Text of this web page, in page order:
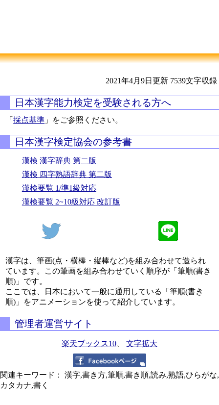
2021年4月9日更新 7539文字収録
日本漢字能力検定を受験される方へ
「採点基準 」をご参照ください。
日本漢字検定協会の参考書
漢検 漢字辞典 第二版
漢検 四字熟語辞典 第二版
漢検要覧 1/準1級対応
漢検要覧 2~10級対応 改訂版
漢字は、筆画(点・横棒・縦棒など)を組み合わせて造られ
ています。この筆画を組み合わせていく順序が「筆順(書き
順)」です。
ここでは、日本において一般に通用している「筆順(書き
順)」をアニメーションを使って紹介しています。
管理者運営サイト
楽天ブックス10 文字拡大
関連キーワード： 漢字,書き方,筆順,書き順,読み,熟語,ひらがな,
カタカナ,書く